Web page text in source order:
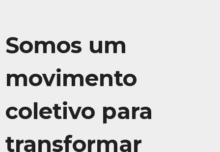
Somos um
movimento
coletivo para
transformar